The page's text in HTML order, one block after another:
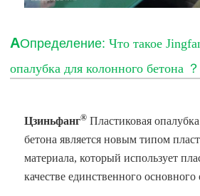
АОпределение:Что такое
опалубка для колонного бетона ？
Цзиньфанг® Пластиковая
бетонаявляется новым типом
материала, который использует
качестве единственного основного